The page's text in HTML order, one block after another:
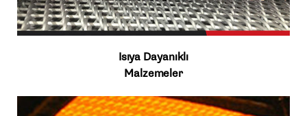
Isıya Dayanıklı
Malzemeler